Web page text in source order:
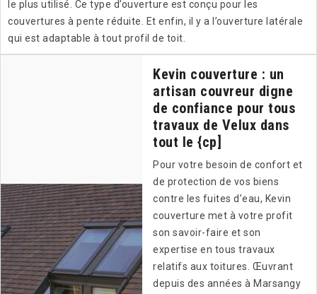
le plus utilisé. Ce type d’ouverture est conçu pour les
couvertures à pente réduite. Et enfin, il y a l’ouverture latérale
qui est adaptable à tout profil de toit.
Kevin couverture : un
artisan couvreur digne
de confiance pour tous
travaux de Velux dans
tout le {cp]
Pour votre besoin de confort et
de protection de vos biens
contre les fuites d’eau, Kevin
couverture met à votre profit
son savoir-faire et son
expertise en tous travaux
relatifs aux toitures. Œuvrant
depuis des années à Marsangy